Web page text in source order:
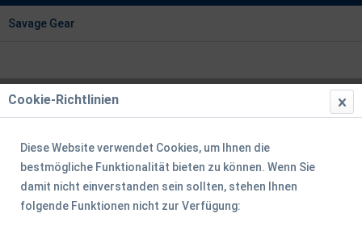
Savage Gear
Cookie-Richtlinien
Diese Website verwendet Cookies, um Ihnen die
bestmögliche Funktionalität bieten zu können. Wenn Sie
damit nicht einverstanden sein sollten, stehen Ihnen
folgende Funktionen nicht zur Verfügung: